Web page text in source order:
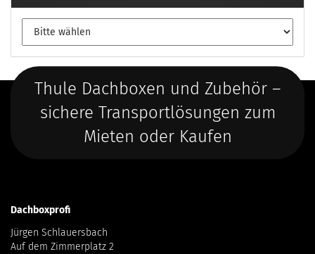
Thule Dachboxen und Zubehör –
sichere Transportlösungen zum
Mieten oder Kaufen
Dachboxprofi
Jürgen Schlauersbach
Auf dem Zimmerplatz 2